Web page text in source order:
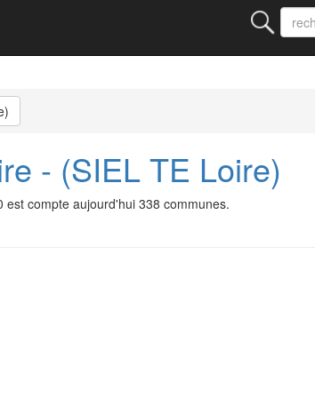
- (SIEL TE Loire)
compte aujourd'hui 338 communes.